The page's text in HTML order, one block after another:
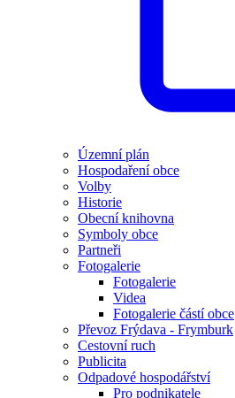
Územní plán
Hospodaření obce
Volby
Historie
Obecní knihovna
Symboly obce
Partneři
Fotogalerie
Fotogalerie
Videa
Fotogalerie částí obce
Převoz Frýdava - Frymburk
Cestovní ruch
Publicita
Odpadové hospodářství
Pro podnikatele